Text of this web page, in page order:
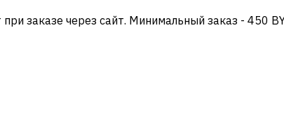
заказе через сайт. Минимальный заказ - 450